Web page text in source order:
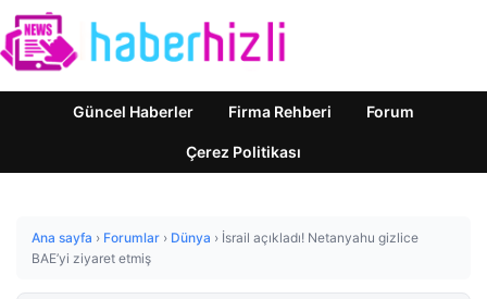
Güncel Haberler Firma Rehberi Forum
Çerez Politikası
Ana sayfa › Forumlar › Dünya › İsrail açıkladı! Netanyahu gizlice
BAE’yi ziyaret etmiş